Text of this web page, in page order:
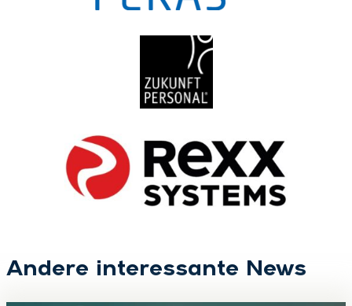
Andere interessante News